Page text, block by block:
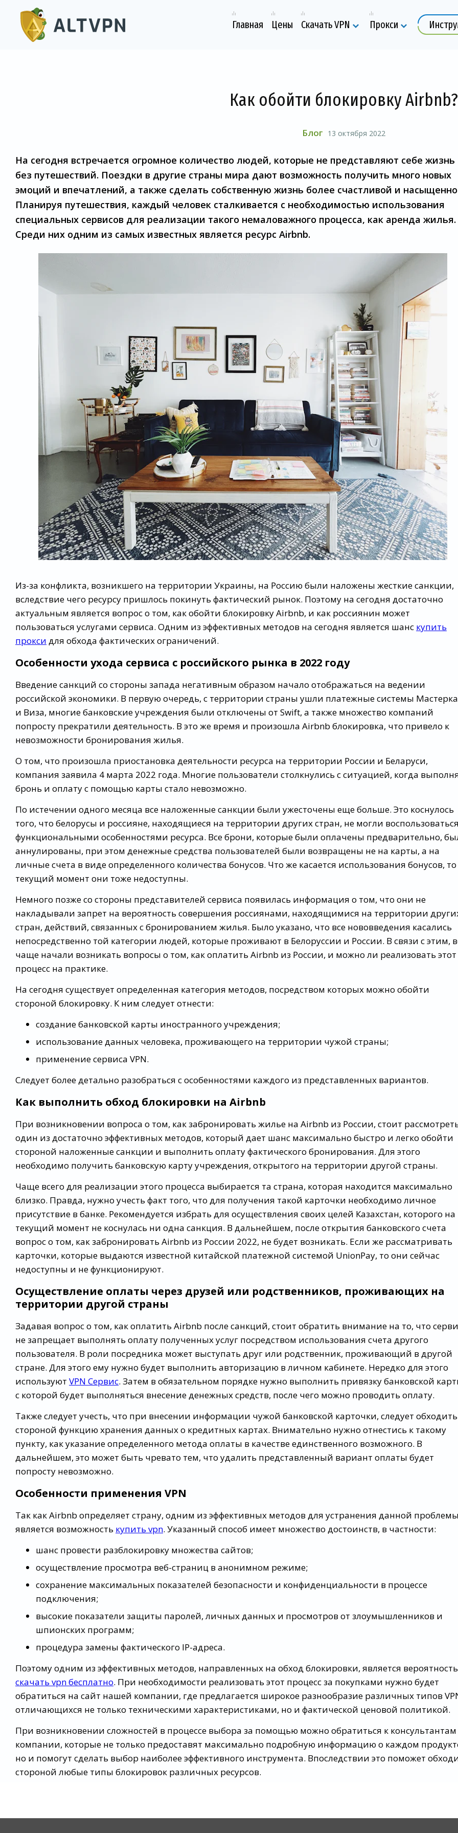
Главная Цены Скачать VPN Прокси
Как обойти блокировку Airbnb?
Блог 13 октября 2022
На сегодня встречается огромное количество людей, которые не представляют себе жизнь
без путешествий. Поездки в другие страны мира дают возможность получить много новых
эмоций и впечатлений, а также сделать собственную жизнь более счастливой и
Планируя путешествия, каждый человек сталкивается с необходимостью использования
специальных сервисов для реализации такого немаловажного процесса, как аренда жилья.
Среди них одним из самых известных является ресурс Airbnb.
Из-за конфликта, возникшего на территории Украины, на Россию были наложены жесткие санкции,
вследствие чего ресурсу пришлось покинуть фактический рынок. Поэтому на сегодня достаточно
актуальным является вопрос о том, как обойти блокировку Airbnb, и как россиянин может
пользоваться услугами сервиса. Одним из эффективных методов на сегодня является шанс купить
прокси для обхода фактических ограничений.
Особенности ухода сервиса с российского рынка в 2022 году
Введение санкций со стороны запада негативным образом начало отображаться на ведении
российской экономики. В первую очередь, с территории страны ушли платежные системы
и Виза, многие банковские учреждения были отключены от Swift, а также множество компаний
попросту прекратили деятельность. В это же время и произошла Airbnb блокировка, что привело к
невозможности бронирования жилья.
О том, что произошла приостановка деятельности ресурса на территории России и Беларуси,
компания заявила 4 марта 2022 года. Многие пользователи столкнулись с ситуацией, когда
бронь и оплату с помощью карты стало невозможно.
По истечении одного месяца все наложенные санкции были ужесточены еще больше. Это коснулось
того, что белорусы и россияне, находящиеся на территории других стран, не могли
функциональными особенностями ресурса. Все брони, которые были оплачены предварительно,
аннулированы, при этом денежные средства пользователей были возвращены не на карты, а на
личные счета в виде определенного количества бонусов. Что же касается использования бонусов,
текущий момент они тоже недоступны.
Немного позже со стороны представителей сервиса появилась информация о том, что они не
накладывали запрет на вероятность совершения россиянами, находящимися на территории
стран, действий, связанных с бронированием жилья. Было указано, что все нововведения касались
непосредственно той категории людей, которые проживают в Белоруссии и России. В связи с этим,
чаще начали возникать вопросы о том, как оплатить Airbnb из России, и можно ли реализовать этот
процесс на практике.
На сегодня существует определенная категория методов, посредством которых можно обойти
стороной блокировку. К ним следует отнести:
создание банковской карты иностранного учреждения;
использование данных человека, проживающего на территории чужой страны;
применение сервиса VPN.
Следует более детально разобраться с особенностями каждого из представленных вариантов.
Как выполнить обход блокировки на Airbnb
При возникновении вопроса о том, как забронировать жилье на Airbnb из России, стоит
один из достаточно эффективных методов, который дает шанс максимально быстро и легко обойти
стороной наложенные санкции и выполнить оплату фактического бронирования. Для этого
необходимо получить банковскую карту учреждения, открытого на территории другой страны.
Чаще всего для реализации этого процесса выбирается та страна, которая находится максимально
близко. Правда, нужно учесть факт того, что для получения такой карточки необходимо личное
присутствие в банке. Рекомендуется избрать для осуществления своих целей Казахстан, которого на
текущий момент не коснулась ни одна санкция. В дальнейшем, после открытия банковского счета
вопрос о том, как забронировать Airbnb из России 2022, не будет возникать. Если же рассматривать
карточки, которые выдаются известной китайской платежной системой UnionPay, то они сейчас
недоступны и не функционируют.
Осуществление оплаты через друзей или родственников, проживающих на
территории другой страны
Задавая вопрос о том, как оплатить Airbnb после санкций, стоит обратить внимание на то, что
не запрещает выполнять оплату полученных услуг посредством использования счета другого
пользователя. В роли посредника может выступать друг или родственник, проживающий в другой
стране. Для этого ему нужно будет выполнить авторизацию в личном кабинете. Нередко для этого
используют VPN Сервис. Затем в обязательном порядке нужно выполнить привязку банковской
с которой будет выполняться внесение денежных средств, после чего можно проводить оплату.
Также следует учесть, что при внесении информации чужой банковской карточки, следует обходить
стороной функцию хранения данных о кредитных картах. Внимательно нужно отнестись к такому
пункту, как указание определенного метода оплаты в качестве единственного возможного. В
дальнейшем, это может быть чревато тем, что удалить представленный вариант оплаты будет
попросту невозможно.
Особенности применения VPN
Так как Airbnb определяет страну, одним из эффективных методов для устранения данной
является возможность купить vpn. Указанный способ имеет множество достоинств, в частности:
шанс провести разблокировку множества сайтов;
осуществление просмотра веб-страниц в анонимном режиме;
сохранение максимальных показателей безопасности и конфиденциальности в процессе
подключения;
высокие показатели защиты паролей, личных данных и просмотров от злоумышленников и
шпионских программ;
процедура замены фактического IP-адреса.
Поэтому одним из эффективных методов, направленных на обход блокировки, является вероятность
скачать vpn бесплатно. При необходимости реализовать этот процесс за покупками нужно будет
обратиться на сайт нашей компании, где предлагается широкое разнообразие различных типов
отличающихся не только техническими характеристиками, но и фактической ценовой политикой.
При возникновении сложностей в процессе выбора за помощью можно обратиться к консультантам
компании, которые не только предоставят максимально подробную информацию о каждом
но и помогут сделать выбор наиболее эффективного инструмента. Впоследствии это поможет
стороной любые типы блокировок различных ресурсов.